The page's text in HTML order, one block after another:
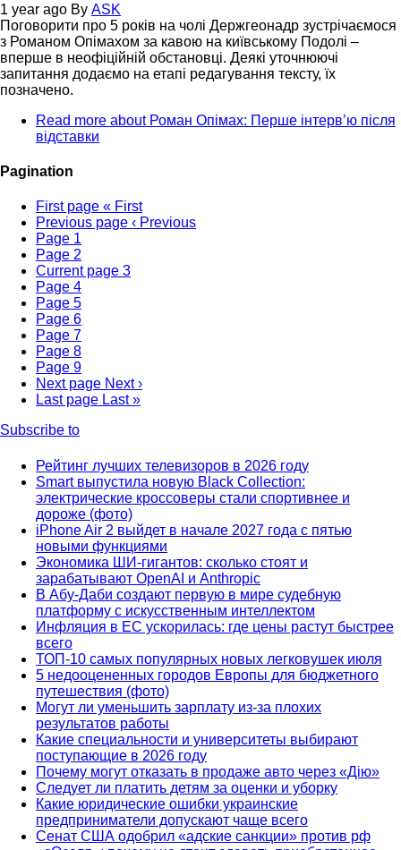
1 year ago By ASK
Поговорити про 5 років на чолі Держгеонадр зустрічаємося
з Романом Опімахом за кавою на київському Подолі –
вперше в неофіційній обстановці. Деякі уточнюючі
запитання додаємо на етапі редагування тексту, їх
позначено.
Read more about Роман Опімах: Перше інтервʼю після
відставки
Pagination
First page « First
Previous page ‹ Previous
Page 1
Page 2
Current page 3
Page 4
Page 5
Page 6
Page 7
Page 8
Page 9
Next page Next ›
Last page Last »
Subscribe to
Рейтинг лучших телевизоров в 2026 году
Smart выпустила новую Black Collection:
электрические кроссоверы стали спортивнее и
дороже (фото)
iPhone Air 2 выйдет в начале 2027 года с пятью
новыми функциями
Экономика ШИ-гигантов: сколько стоят и
зарабатывают OpenAI и Anthropic
В Абу-Даби создают первую в мире судебную
платформу с искусственным интеллектом
Инфляция в ЕС ускорилась: где цены растут быстрее
всего
ТОП-10 самых популярных новых легковушек июля
5 недооцененных городов Европы для бюджетного
путешествия (фото)
Могут ли уменьшить зарплату из-за плохих
результатов работы
Какие специальности и университеты выбирают
поступающие в 2026 году
Почему могут отказать в продаже авто через «Дію»
Следует ли платить детям за оценки и уборку
Какие юридические ошибки украинские
предприниматели допускают чаще всего
Сенат США одобрил «адские санкции» против рф